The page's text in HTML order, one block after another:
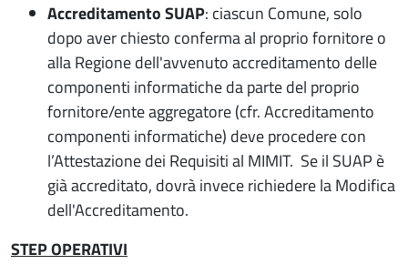
Accreditamento SUAP: ciascun Comune, solo
dopo aver chiesto conferma al proprio fornitore o
alla Regione dell'avvenuto accreditamento delle
componenti informatiche da parte del proprio
fornitore/ente aggregatore (cfr. Accreditamento
componenti informatiche) deve procedere con
l’Attestazione dei Requisiti al MIMIT. Se il SUAP è
già accreditato, dovrà invece richiedere la Modifica
dell'Accreditamento.
STEP OPERATIVI